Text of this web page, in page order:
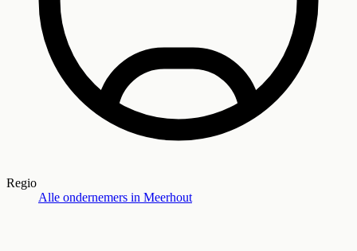
Regio
Alle ondernemers in Meerhout